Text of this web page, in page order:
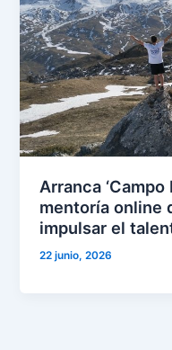
Arranca ‘Campo
mentoría online
impulsar el
22 junio, 2026